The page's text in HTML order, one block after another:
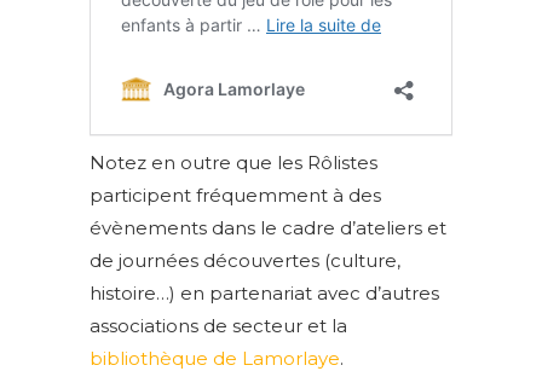
Notez en outre que les Rôlistes
participent fréquemment à des
évènements dans le cadre d’ateliers et
de journées découvertes (culture,
histoire…) en partenariat avec d’autres
associations de secteur et la
bibliothèque de Lamorlaye.